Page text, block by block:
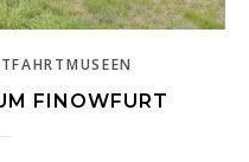
FINOWFURT